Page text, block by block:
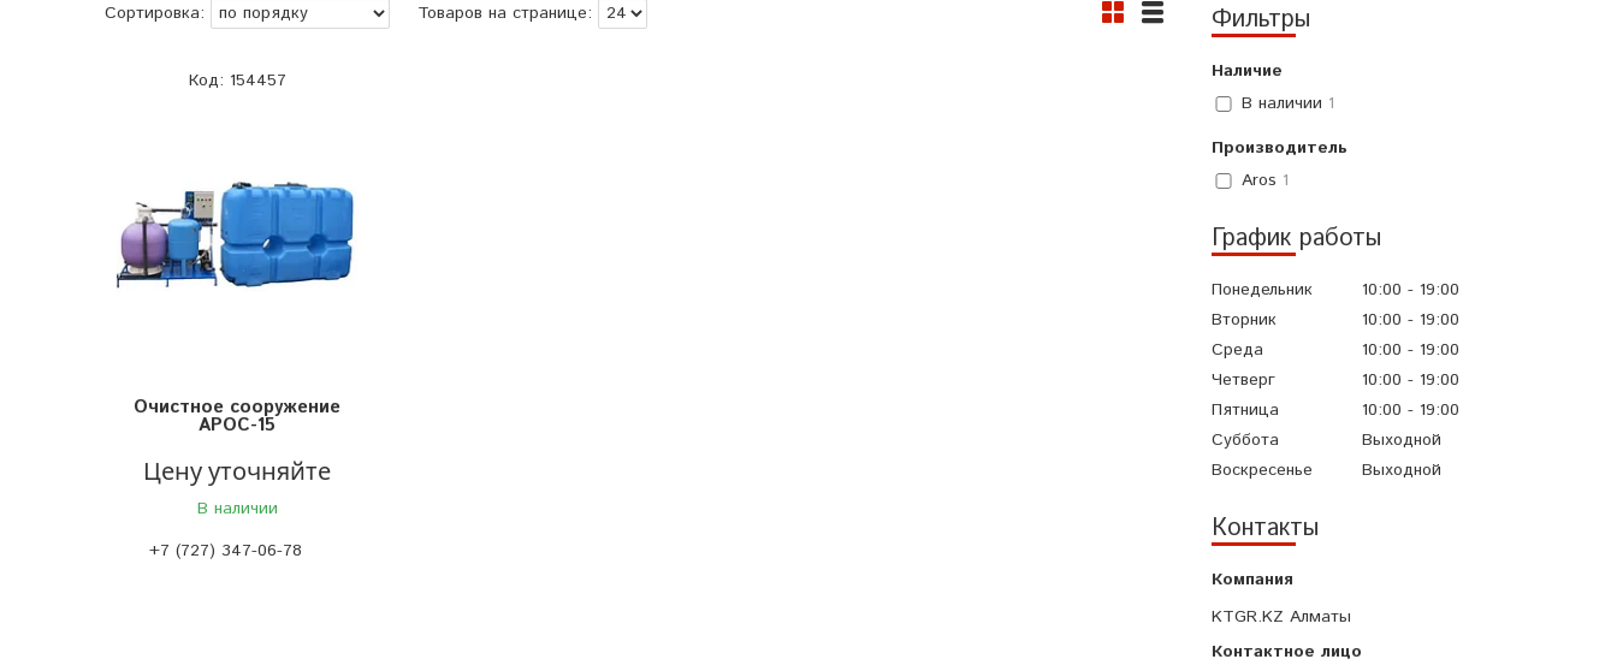
Фильтры
Наличие
В наличии 1
Производитель
Aros 1
График работы
Понедельник 10:00
19:00
Вторник
10:00
19:00
Среда
10:00
19:00
Четверг
10:00
19:00
Пятница
10:00
19:00
Суббота
Выходной
Воскресенье
Выходной
Контакты
KTGR.KZ Алматы
154457
Очистное сооружение
АРОС-15
Цену уточняйте
В наличии
+7 (727) 347-06-78